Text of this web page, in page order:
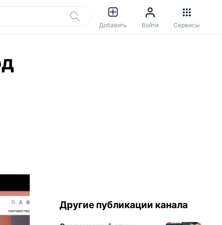
Добавить Войти Сервисы
Другие публикации канала